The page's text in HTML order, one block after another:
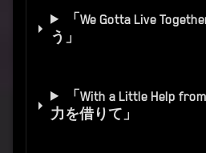
「We Gotta Live
う」
「With a Little Help
力を借りて」